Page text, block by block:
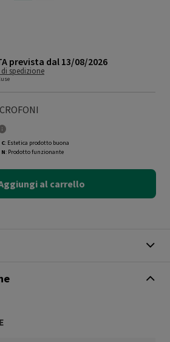
prevista dal 13/08/2026
spedizione
C: Estetica prodotto buona
N: Prodotto funzionante
al carrello